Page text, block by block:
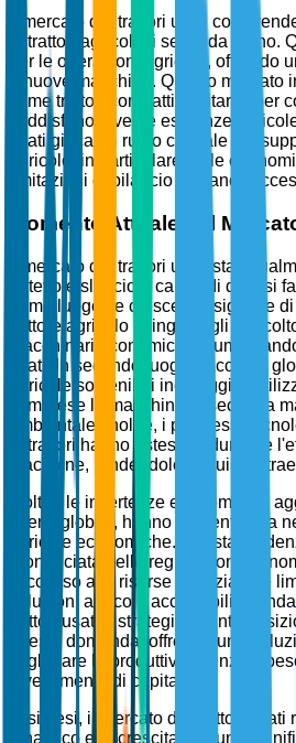
Il mercato dei trattori usati
di trattori agricoli di seconda mano.
per le operazioni agricole, offrendo
a nuove macchine. Questo mercato
come trattori compatti, utilitari e per
soddisfano diverse esigenze
usati gioca un ruolo cruciale nel
agricolo, in particolare nelle
limitazioni di bilancio limitano
Momento Attuale del
Il mercato dei trattori usati sta
notevole slancio a causa di diversi
primo luogo, le crescenti esigenze
settore agricolo spingono gli
macchinari economiche,
usati. In secondo luogo, l'accento
agricole sostenibili incoraggia
comprese le macchine di seconda
ambientale. Inoltre, i progressi
di trattori hanno esteso la durata e
macchine, rendendole acquisti
Inoltre, le incertezze economiche,
eventi globali, hanno aumentato la
agricole economiche. Questa
pronunciata nelle regioni con
l'accesso alle risorse finanziarie è
soluzioni agricole accessibili è
trattori usati è strategicamente
questa domanda, offrendo una
migliorare la produttività senza il
investimento di capitale.
In sintesi, il mercato dei trattori
dinamico e in crescita con una